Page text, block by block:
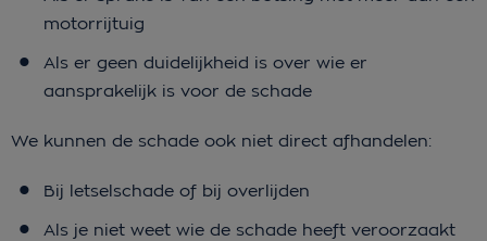
motorrijtuig
Als er geen duidelijkheid is over wie er
aansprakelijk is voor de schade
We kunnen de schade ook niet direct afhandelen:
Bij letselschade of bij overlijden
Als je niet weet wie de schade heeft veroorzaakt